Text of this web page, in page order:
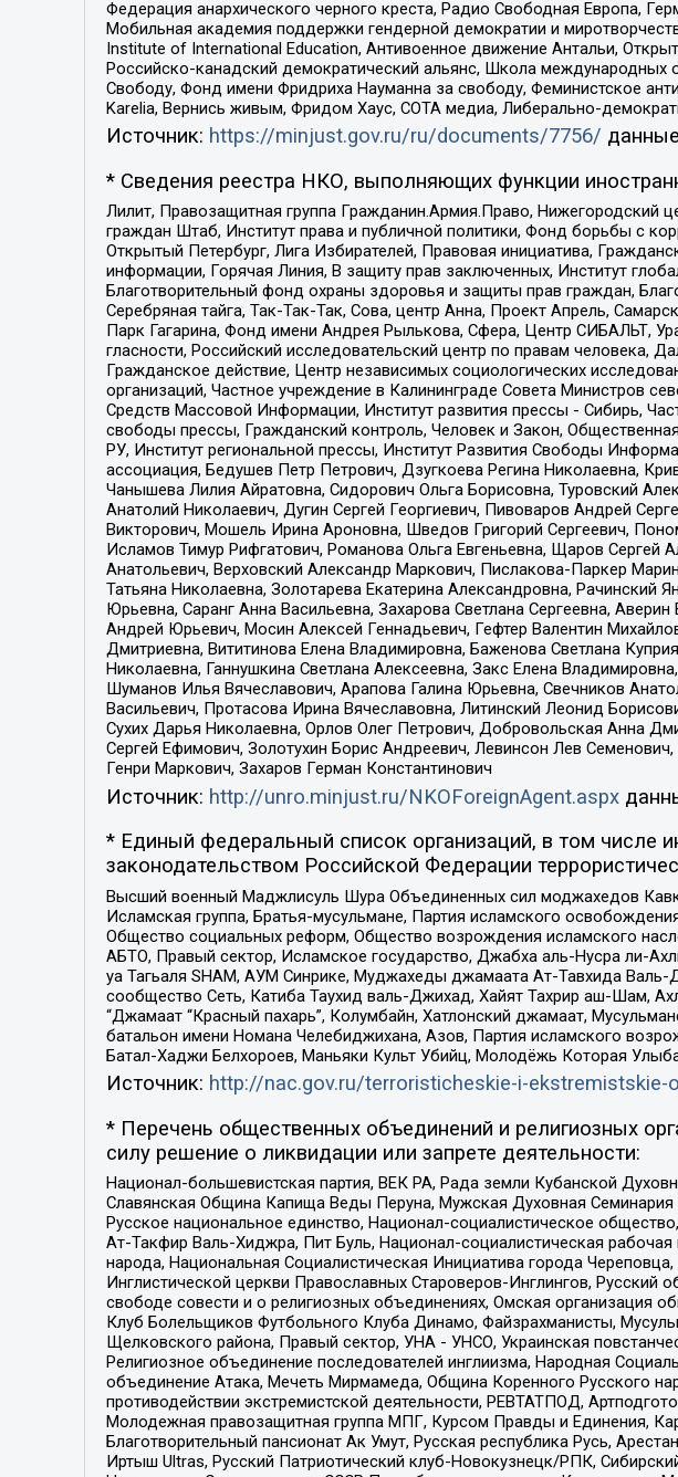
Федерация анархического черного креста, Радио Свободная Европа,
Мобильная академия поддержки гендерной демократии и
Institute of International Education, Антивоенное движение Антальи,
Российско-канадский демократический альянс, Школа
Свободу, Фонд имени Фридриха Науманна за свободу, Феминистское
Karelia, Вернись живым, Фридом Хаус, СОТА медиа, Либерально-
Источник: https://minjust.gov.ru/ru/documents/7756/
* Сведения реестра НКО, выполняющих функции
Лилит, Правозащитная группа Гражданин.Армия.Право, Нижегородский
граждан Штаб, Институт права и публичной политики, Фонд борьбы с
Открытый Петербург, Лига Избирателей, Правовая инициатива,
информации, Горячая Линия, В защиту прав заключенных, Институт
Благотворительный фонд охраны здоровья и защиты прав граждан,
Серебряная тайга, Так-Так-Так, Сова, центр Анна, Проект Апрель,
Парк Гагарина, Фонд имени Андрея Рылькова, Сфера, Центр СИБАЛЬТ,
гласности, Российский исследовательский центр по правам человека,
Гражданское действие, Центр независимых социологических
организаций, Частное учреждение в Калининграде Совета Министров
Средств Массовой Информации, Институт развития прессы - Сибирь,
свободы прессы, Гражданский контроль, Человек и Закон,
РУ, Институт региональной прессы, Институт Развития Свободы
ассоциация, Бедушев Петр Петрович, Дзугкоева Регина Николаевна,
Чанышева Лилия Айратовна, Сидорович Ольга Борисовна, Туровский
Анатолий Николаевич, Дугин Сергей Георгиевич, Пивоваров Андрей
Викторович, Мошель Ирина Ароновна, Шведов Григорий Сергеевич,
Исламов Тимур Рифгатович, Романова Ольга Евгеньевна, Щаров Сергей
Анатольевич, Верховский Александр Маркович, Пислакова-Паркер
Татьяна Николаевна, Золотарева Екатерина Александровна,
Юрьевна, Саранг Анна Васильевна, Захарова Светлана Сергеевна,
Андрей Юрьевич, Мосин Алексей Геннадьевич, Гефтер Валентин
Дмитриевна, Вититинова Елена Владимировна, Баженова Светлана
Николаевна, Ганнушкина Светлана Алексеевна, Закс Елена
Шуманов Илья Вячеславович, Арапова Галина Юрьевна, Свечников
Васильевич, Протасова Ирина Вячеславовна, Литинский Леонид
Сухих Дарья Николаевна, Орлов Олег Петрович, Добровольская Анна
Сергей Ефимович, Золотухин Борис Андреевич, Левинсон Лев
Генри Маркович, Захаров Герман Константинович
Источник: http://unro.minjust.ru/NKOForeignAgent.aspx
* Единый федеральный список организаций, в том числе
законодательством Российской Федерации
Высший военный Маджлисуль Шура Объединенных сил моджахедов
Исламская группа, Братья-мусульмане, Партия исламского
Общество социальных реформ, Общество возрождения исламского
АБТО, Правый сектор, Исламское государство, Джабха аль-Нусра ли-
уа Тагьаля SHAM, АУМ Синрике, Муджахеды джамаата Ат-Тавхида
сообщество Сеть, Катиба Таухид валь-Джихад, Хайят Тахрир аш-Шам,
“Джамаат “Красный пахарь”, Колумбайн, Хатлонский джамаат,
батальон имени Номана Челебиджихана, Азов, Партия исламского
Батал-Хаджи Белхороев, Маньяки Культ Убийц, Молодёжь Которая
Источник: http://nac.gov.ru/terroristicheskie-i-ekstremistskie-
* Перечень общественных объединений и религиозных
силу решение о ликвидации или запрете деятельности:
Национал-большевистская партия, ВЕК РА, Рада земли Кубанской
Славянская Община Капища Веды Перуна, Мужская Духовная
Русское национальное единство, Национал-социалистическое
Ат-Такфир Валь-Хиджра, Пит Буль, Национал-социалистическая
народа, Национальная Социалистическая Инициатива города
Инглистической церкви Православных Староверов-Инглингов,
свободе совести и о религиозных объединениях, Омская организация
Клуб Болельщиков Футбольного Клуба Динамо, Файзрахманисты,
Щелковского района, Правый сектор, УНА - УНСО, Украинская
Религиозное объединение последователей инглиизма, Народная
объединение Атака, Мечеть Мирмамеда, Община Коренного Русского
противодействии экстремистской деятельности, РЕВТАТПОД,
Молодежная правозащитная группа МПГ, Курсом Правды и Единения,
Благотворительный пансионат Ак Умут, Русская республика Русь,
Иртыш Ultras, Русский Патриотический клуб-Новокузнецк/РПК,